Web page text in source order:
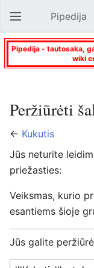
Atverti pagrindinį meniu Pipedija
Pipedija - tautosaka,
wiki
Peržiūrėti
← Kukutis
Jūs neturite
priežasties:
Veiksmas, kurio
esantiems šioje
Jūs galite